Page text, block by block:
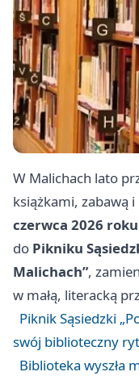
W Malichach lato
książkami, zabawą
czerwca 2026 roku
do Pikniku
Malichach”,
w małą, literacką
Piknik Sąsiedzki
swój biblioteczny
Biblioteka wyszła